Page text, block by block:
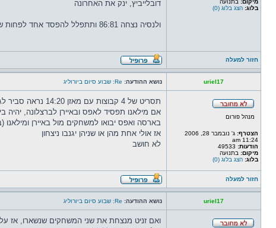
מיקום: בתנועה
בלוג: הצג בלוג (0)
דובלייביץ, ינק את האחרונה
ולנסיה נצחה 86:81 ותתפלל להפסד אחד לפחות של זניט מול מכבי ואחר מול פאו
חזור למעלה
uriel17 נושא ההודעה: Re: שבוע סיום ביורוליג
מנהל פורום
הצטרף:
ג' נובמבר 28, 2006
11:24 am
הודעות:
מיקום: בתנועה
בלוג: הצג בלוג (0)
תסריט של 4 קבוצות עם מאזן 14:20 נראה סביר לגמרי
אם מילאנו תפסיד לאפס ובאיירן לברצלונה, יהיה
בארסה ואפס יבואו למשחקים מול באיירן
אז אולי אחת מהן או שניהן יגנבו ניצחון
לא חושב
חזור למעלה
uriel17 נושא ההודעה: Re: שבוע סיום ביורוליג
ואם זניט מנצחת את שני המשחקים שנשארו, אז